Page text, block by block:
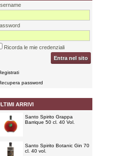
Ricorda le mie credenziali
Entra nel sito
password
ARRIVI
Santo Spirito Grappa
Barrique 50 cl. 40 Vol.
Santo Spirito Botanic Gin 70
cl. 40 vol.